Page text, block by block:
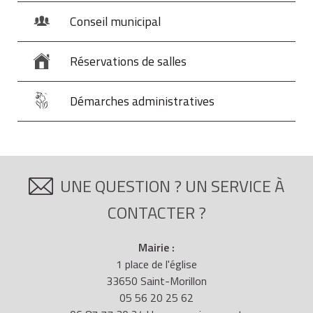
Conseil municipal
Réservations de salles
Démarches administratives
UNE QUESTION ? UN SERVICE À
CONTACTER ?
Mairie :
1 place de l'église
33650 Saint-Morillon
05 56 20 25 62